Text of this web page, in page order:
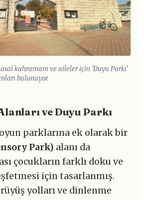
kahramanı ve aileler için 'Duyu Parkı'
bulunuyor.
ve Duyu Parkı
parklarına ek olarak bir
Park) alanı da
çocukların farklı doku ve
için tasarlanmış.
yolları ve dinlenme